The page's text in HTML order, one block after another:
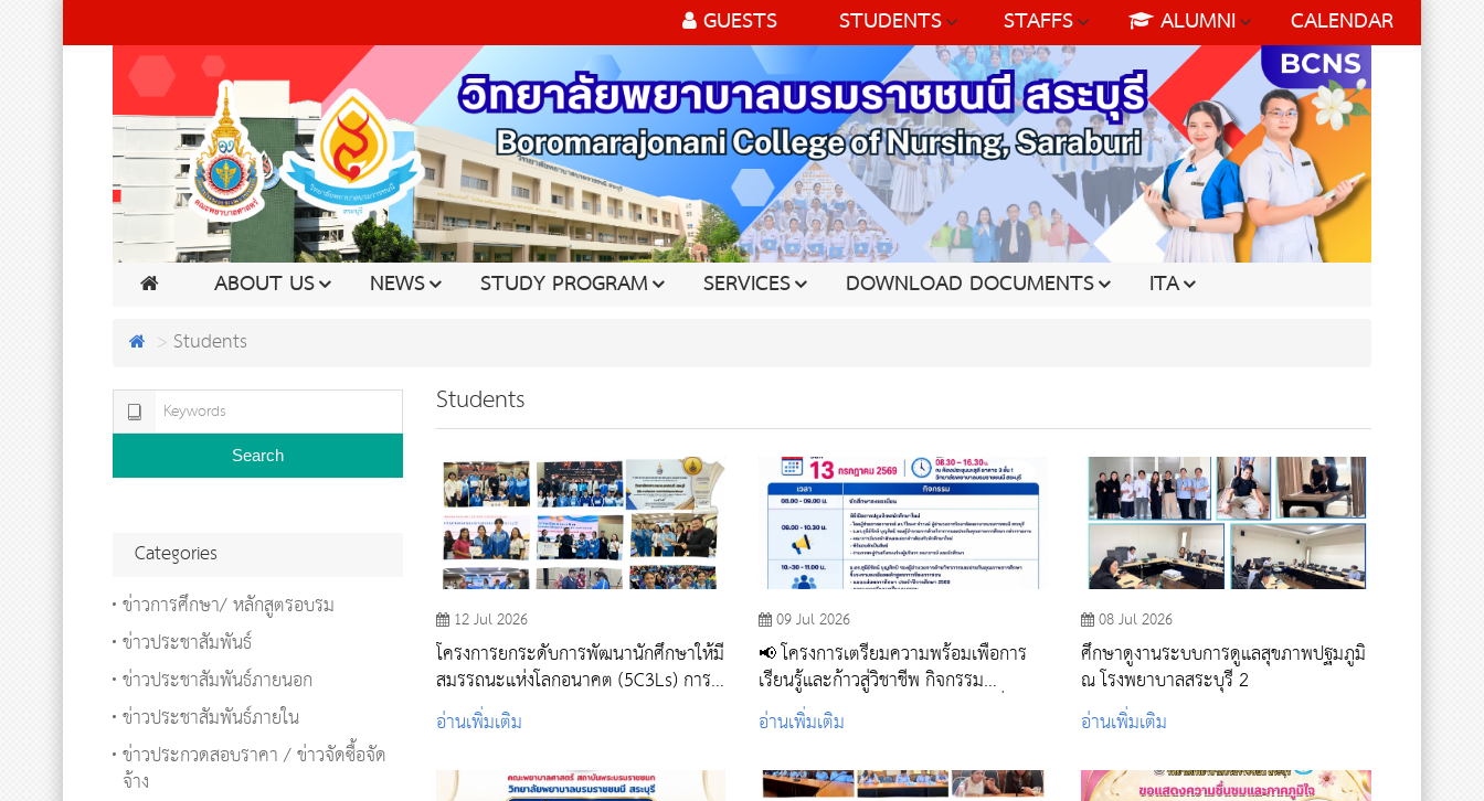
GUESTS STUDENTS STAFFS ALUMNI CALENDAR
ABOUT US NEWS STUDY PROGRAM SERVICES DOWNLOAD DOCUMENTS ITA
Students
Students
12 Jul 2026
โครงการยกระดับการพัฒนานักศึกษาให้มี
สมรรถนะแห่งโลกอนาคต (5C3Ls) การ
แข่งขันทักษะทางวิชาการ คณะพยาบาล
ศาสตร์ สถาบันพระบรมราชชนก
อ่านเพิ่มเติม
09 Jul 2026
📢 โครงการเตรียมความพร้อมเพื่อการ
เรียนรู้และก้าวสู่วิชาชีพ กิจกรรม
ปฐมนิเทศและเตรียมความพร้อมเพื่อการ
เรียนรู้ นักศึกษาผู้ช่วยพยาบาล รุ่นที่ 4
อ่านเพิ่มเติม
08 Jul 2026
ศึกษาดูงานระบบการดูแลสุขภาพปฐมภูมิ
ณ โรงพยาบาลสระบุรี 2
อ่านเพิ่มเติม
Search
Categories
ข่าวการศึกษา/ หลักสูตรอบรม
ข่าวประชาสัมพันธ์
ข่าวประชาสัมพันธ์ภายนอก
ข่าวประชาสัมพันธ์ภายใน
ข่าวประกวดสอบราคา / ข่าวจัดซื้อจัด
จ้าง